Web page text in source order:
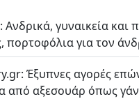
Ανδρικά, γυναικεία
πορτοφόλια για τον
Έξυπνες αγορές
από αξεσουάρ όπως